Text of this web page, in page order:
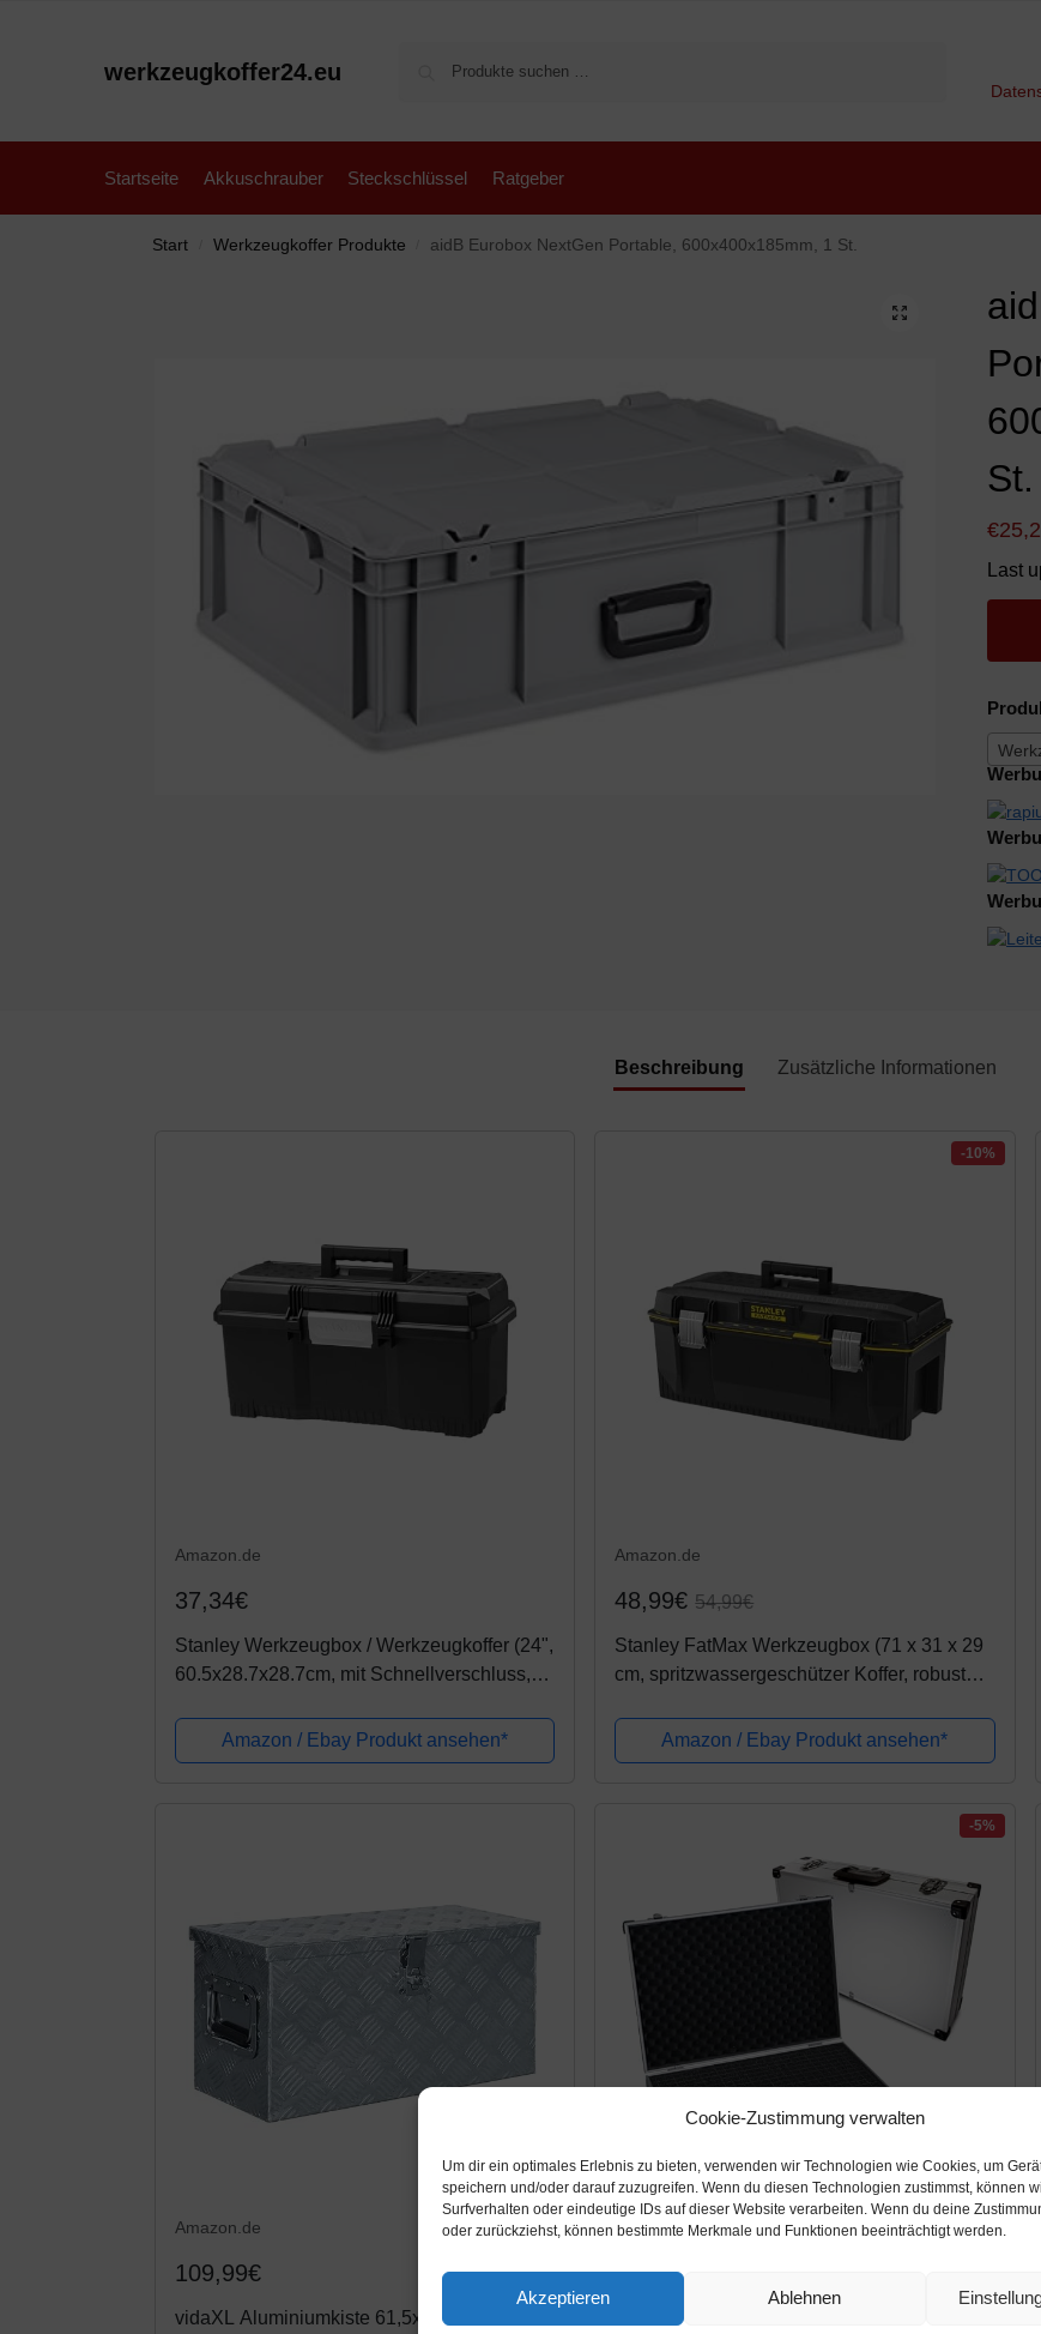
Cookie-Zustimmung verwalten
Um dir ein optimales Erlebnis zu bieten, verwenden wir Technologien wie Cookies, um
speichern und/oder darauf zuzugreifen. Wenn du diesen Technologien zustimmst, können
Surfverhalten oder eindeutige IDs auf dieser Website verarbeiten. Wenn du deine
oder zurückziehst, können bestimmte Merkmale und Funktionen beeinträchtigt werden.
Akzeptieren Ablehnen
werkzeugkoffer24.eu
Startseite Akkuschrauber Steckschlüssel Ratgeber
Start Werkzeugkoffer Produkte aidB Eurobox NextGen Portable, 600x400x185mm, 1 St.
St.
€
Last
Beschreibung Zusätzliche Informationen
Amazon.de
37,34€
Stanley Werkzeugbox / Werkzeugkoffer (24",
60.5x28.7x28.7cm, mit Schnellverschluss,
Foam-Design, Aussparung im Deckel)...
Amazon / Ebay Produkt ansehen*
-10%
Amazon.de
48,99€54,99€
Stanley FatMax Werkzeugbox (71 x 31 x 29
cm, spritzwassergeschützer Koffer, robuste
Gummiabdichtung für mehr Schutz)...
Amazon / Ebay Produkt ansehen*
Amazon.de
109,99€
vidaXL Aluminiumkiste 61,5x26,5x30cm Alu
-5%
Amazon.de
44,95€
PeakTech P 7270 – Universal Koffer für